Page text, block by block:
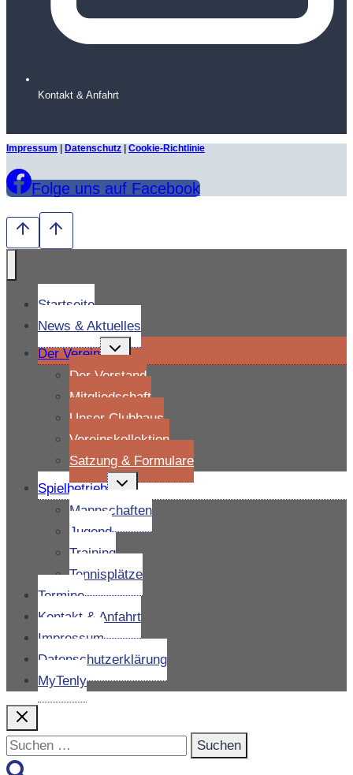
Kontakt & Anfahrt
Impressum | Datenschutz | Cookie-Richtlinie
Folge uns auf Facebook
Startseite
News & Aktuelles
Der Verein
Untermenü
umschalten
Der Vorstand
Mitgliedschaft
Unser Clubhaus
Vereinskollektion
Satzung & Formulare
Spielbetrieb
Untermenü
umschalten
Mannschaften
Jugend
Training
Tennisplätze
Termine
Kontakt & Anfahrt
Impressum
Datenschutzerklärung
MyTenly
Suchen
nach: